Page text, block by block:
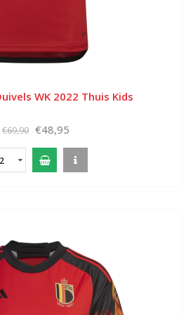
WK 2022 Thuis Kids
€69,90 €48,95